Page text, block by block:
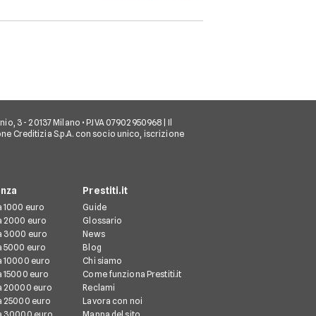
3 - 20137 Milano • P.IVA 07902950968 | Il
Creditizia S.p.A. con socio unico, iscrizione
1000 euro
2000 euro
3000 euro
5000 euro
10000 euro
15000 euro
20000 euro
25000 euro
Prestiti.it
Guide
Glossario
News
Blog
Chi siamo
Come funziona Prestiti.it
Reclami
Lavora con noi